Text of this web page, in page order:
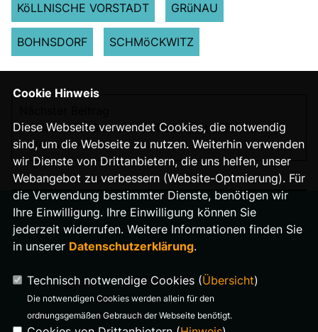
KöLLNISCHE VORSTADT GRüNAU
BOHNSDORF SCHMöCKWITZ
Jubiläen und Gemeinschaftsprojekte: Ein Sommer
voller Aktivitäten
IMPRESSUM
DATENSCHUTZ
Cookie Hinweis
Diese Webseite verwendet Cookies, die notwendig
sind, um die Webseite zu nutzen. Weiterhin verwenden
wir Dienste von Drittanbietern, die uns helfen, unser
Webangebot zu verbessern (Website-Optmierung). Für
die Verwendung bestimmter Dienste, benötigen wir
Ihre Einwilligung. Ihre Einwilligung können Sie
jederzeit widerrufen. Weitere Informationen finden Sie
in unserer Datenschutzerklärung.
Technisch notwendige Cookies (Übersicht)
Die notwendigen Cookies werden allein für den
ordnungsgemäßen Gebrauch der Webseite benötigt.